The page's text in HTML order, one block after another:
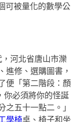
可被量化的數學公
河北省唐山市灤
進修、選購圖書，
便「第二階段：顏
你必須將你的怪誕
五十一點二。」
學椅桌、椅子和坐